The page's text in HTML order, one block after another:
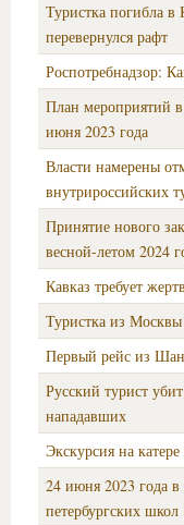
Туристка погибла в
перевернулся рафт
Роспотребнадзор:
План мероприятий
июня 2023 года
Власти намерены
внутрироссийских
Принятие нового
весной-летом 2024
Кавказ требует
Туристка из
Первый рейс из
Русский турист
нападавших
Экскурсия на
24 июня 2023 года в
петербургских